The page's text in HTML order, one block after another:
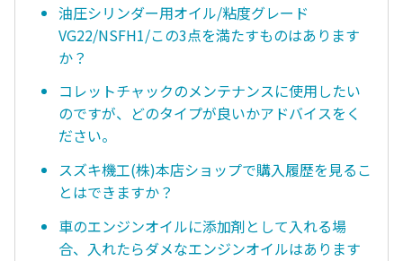
油圧シリンダー用オイル/粘度グレード
VG22/NSFH1/この3点を満たすものはあります
か？
コレットチャックのメンテナンスに使用したい
のですが、どのタイプが良いかアドバイスをく
ださい。
スズキ機工(株)本店ショップで購入履歴を見るこ
とはできますか？
車のエンジンオイルに添加剤として入れる場
合、入れたらダメなエンジンオイルはあります